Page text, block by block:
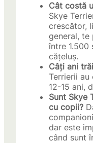
Cât costă
Skye
crescător,
general, te
între 1.500
cățeluș.
Câți ani
Terrierii
12-15 ani,
Sunt Skye
cu copii?
dar este
când sunt